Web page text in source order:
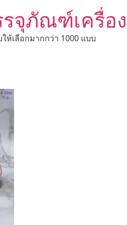
จุภัณฑ์เครื่อ
ห้เลือกมากกว่า 1000 แบบ